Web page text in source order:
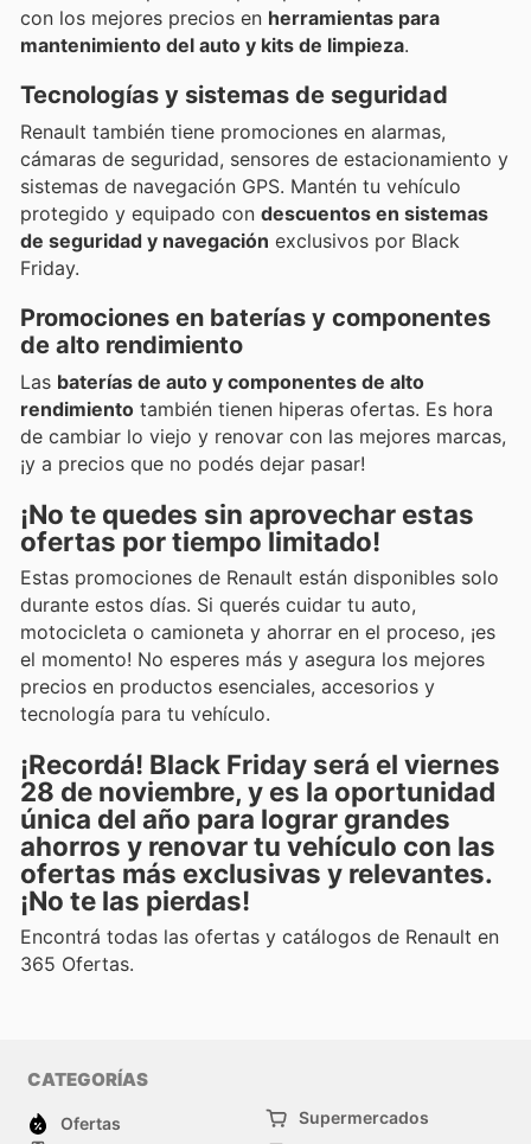
con los mejores precios en herramientas para
mantenimiento del auto y kits de limpieza.
Tecnologías y sistemas de seguridad
Renault también tiene promociones en alarmas,
cámaras de seguridad, sensores de estacionamiento y
sistemas de navegación GPS. Mantén tu vehículo
protegido y equipado con descuentos en sistemas
de seguridad y navegación exclusivos por Black
Friday.
Promociones en baterías y componentes
de alto rendimiento
Las baterías de auto y componentes de alto
rendimiento también tienen hiperas ofertas. Es hora
de cambiar lo viejo y renovar con las mejores marcas,
¡y a precios que no podés dejar pasar!
¡No te quedes sin aprovechar estas
ofertas por tiempo limitado!
Estas promociones de Renault están disponibles solo
durante estos días. Si querés cuidar tu auto,
motocicleta o camioneta y ahorrar en el proceso, ¡es
el momento! No esperes más y asegura los mejores
precios en productos esenciales, accesorios y
tecnología para tu vehículo.
¡Recordá! Black Friday será el viernes
28 de noviembre, y es la oportunidad
única del año para lograr grandes
ahorros y renovar tu vehículo con las
ofertas más exclusivas y relevantes.
¡No te las pierdas!
Encontrá todas las ofertas y catálogos de Renault en
365 Ofertas.
CATEGORÍAS
Ofertas
Supermercados